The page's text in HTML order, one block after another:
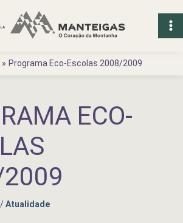
Programa Eco-Escolas 2008/2009
ECO-
/Atualidade